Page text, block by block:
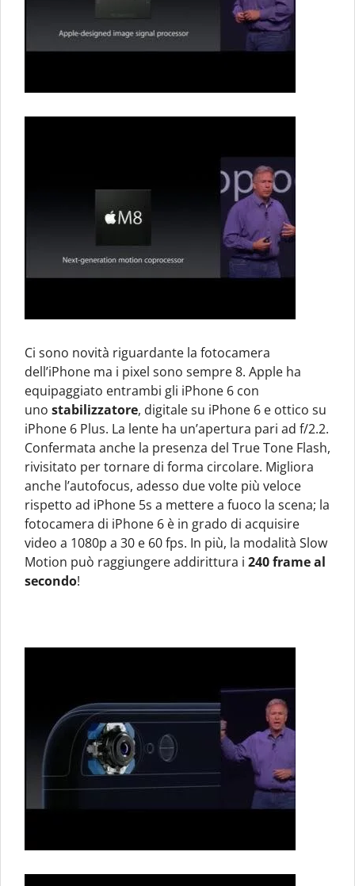
Ci sono novità riguardante la fotocamera
dell’iPhone ma i pixel sono sempre 8. Apple ha
equipaggiato entrambi gli iPhone 6 con
uno stabilizzatore, digitale su iPhone 6 e ottico su
iPhone 6 Plus. La lente ha un’apertura pari ad f/2.2.
Confermata anche la presenza del True Tone Flash,
rivisitato per tornare di forma circolare. Migliora
anche l’autofocus, adesso due volte più veloce
rispetto ad iPhone 5s a mettere a fuoco la scena; la
fotocamera di iPhone 6 è in grado di acquisire
video a 1080p a 30 e 60 fps. In più, la modalità Slow
Motion può raggiungere addirittura i 240 frame al
secondo!